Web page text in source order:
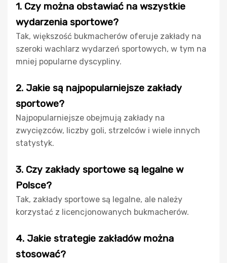
1. Czy można obstawiać na wszystkie
wydarzenia sportowe?
Tak, większość bukmacherów oferuje zakłady na
szeroki wachlarz wydarzeń sportowych, w tym na
mniej popularne dyscypliny.
2. Jakie są najpopularniejsze zakłady
sportowe?
Najpopularniejsze obejmują zakłady na
zwycięzców, liczby goli, strzelców i wiele innych
statystyk.
3. Czy zakłady sportowe są legalne w
Polsce?
Tak, zakłady sportowe są legalne, ale należy
korzystać z licencjonowanych bukmacherów.
4. Jakie strategie zakładów można
stosować?